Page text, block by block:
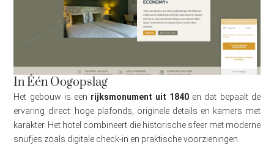
In Één Oogopslag
Het gebouw is een rijksmonument uit 1840 en dat bepaalt de
ervaring direct: hoge plafonds, originele details en kamers met
karakter. Het hotel combineert die historische sfeer met moderne
snufjes zoals digitale check-in en praktische voorzieningen.